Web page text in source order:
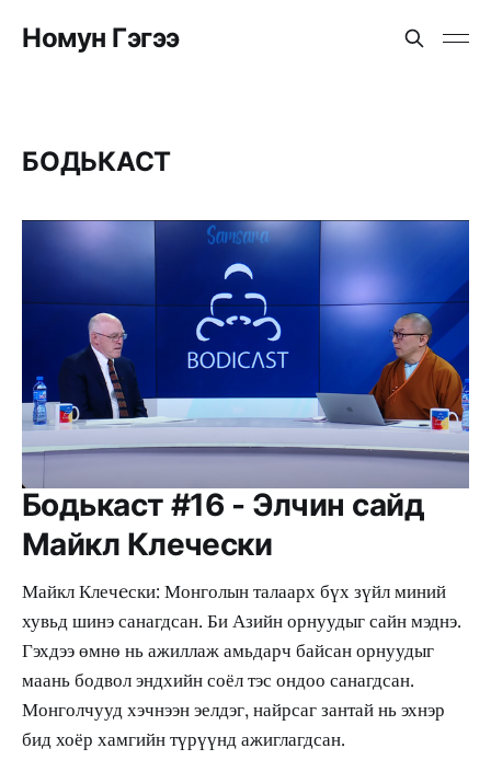
Номун Гэгээ
БОДЬКАСТ
Бодькаст #16 - Элчин сайд
Майкл Клечeски
Майкл Клечeски: Монголын талаарх бүх зүйл миний
хувьд шинэ санагдсан. Би Азийн орнуудыг сайн мэднэ.
Гэхдээ өмнө нь ажиллаж амьдарч байсан орнуудыг
маань бодвол эндхийн соёл тэс ондоо санагдсан.
Монголчууд хэчнээн эелдэг, найрсаг зантай нь эхнэр
бид хоёр хамгийн түрүүнд ажиглагдсан.